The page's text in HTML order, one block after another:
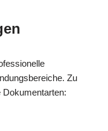
Zu
Dokumentarten: